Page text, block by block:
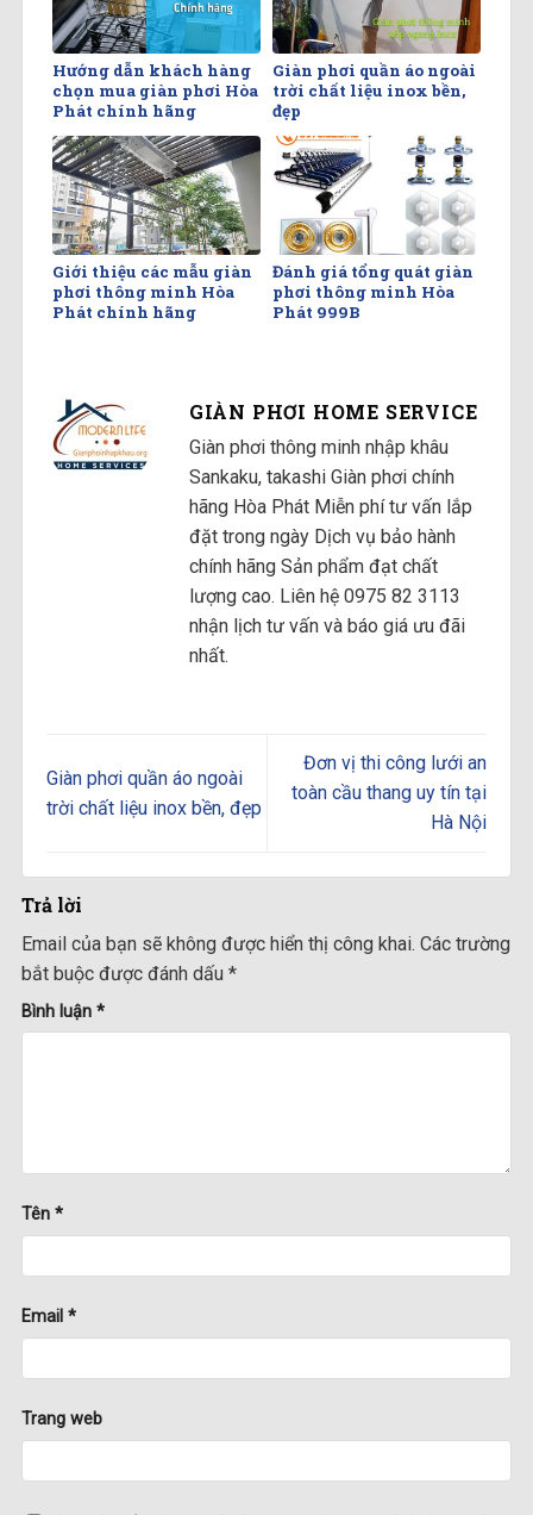
Hướng dẫn khách hàng
chọn mua giàn phơi Hòa
Phát chính hãng
Giàn phơi quần áo ngoài
trời chất liệu inox bền,
đẹp
Giới thiệu các mẫu giàn
phơi thông minh Hòa
Phát chính hãng
Đánh giá tổng quát giàn
phơi thông minh Hòa
Phát 999B
GIÀN PHƠI HOME SERVICE
Giàn phơi thông minh nhập khâu
Sankaku, takashi Giàn phơi chính
hãng Hòa Phát Miễn phí tư vấn lắp
đặt trong ngày Dịch vụ bảo hành
chính hãng Sản phẩm đạt chất
lượng cao. Liên hệ 0975 82 3113
nhận lịch tư vấn và báo giá ưu đãi
nhất.
Giàn phơi quần áo ngoài
trời chất liệu inox bền, đẹp
Đơn vị thi công lưới an
toàn cầu thang uy tín tại
Hà Nội
Trả lời
Email của bạn sẽ không được hiển thị công khai. Các trường
bắt buộc được đánh dấu *
Bình luận *
Tên *
Email *
Trang web